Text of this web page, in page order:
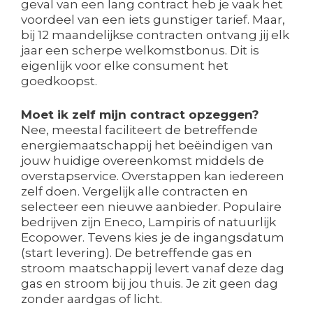
geval van een lang contract heb je vaak het
voordeel van een iets gunstiger tarief. Maar,
bij 12 maandelijkse contracten ontvang jij elk
jaar een scherpe welkomstbonus. Dit is
eigenlijk voor elke consument het
goedkoopst.
Moet ik zelf mijn contract opzeggen?
Nee, meestal faciliteert de betreffende
energiemaatschappij het beëindigen van
jouw huidige overeenkomst middels de
overstapservice. Overstappen kan iedereen
zelf doen. Vergelijk alle contracten en
selecteer een nieuwe aanbieder. Populaire
bedrijven zijn Eneco, Lampiris of natuurlijk
Ecopower. Tevens kies je de ingangsdatum
(start levering). De betreffende gas en
stroom maatschappij levert vanaf deze dag
gas en stroom bij jou thuis. Je zit geen dag
zonder aardgas of licht.